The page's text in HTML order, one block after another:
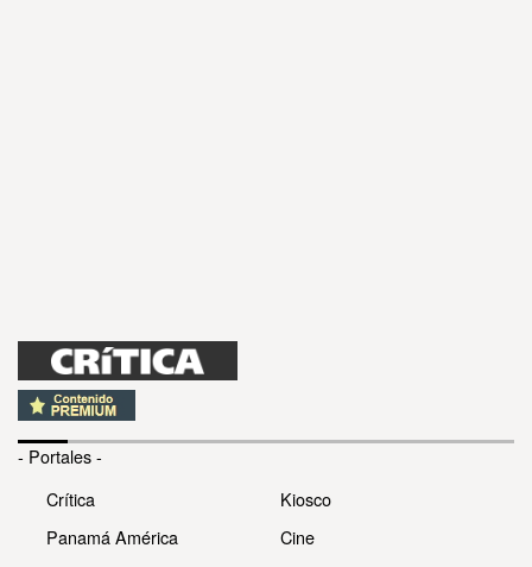
- Portales -
Crítica
Panamá América
Kiosco
Cine